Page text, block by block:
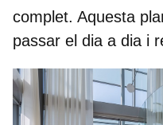
complet. Aquesta
passar el dia a dia i